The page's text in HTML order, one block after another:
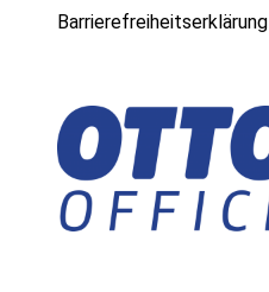
Barrierefreiheitserklärung